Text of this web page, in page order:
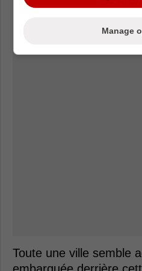
Toute une ville semble
Manage